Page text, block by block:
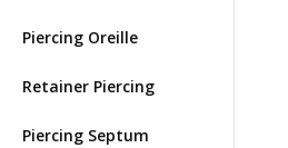
Piercing Oreille
Retainer Piercing
Piercing Septum